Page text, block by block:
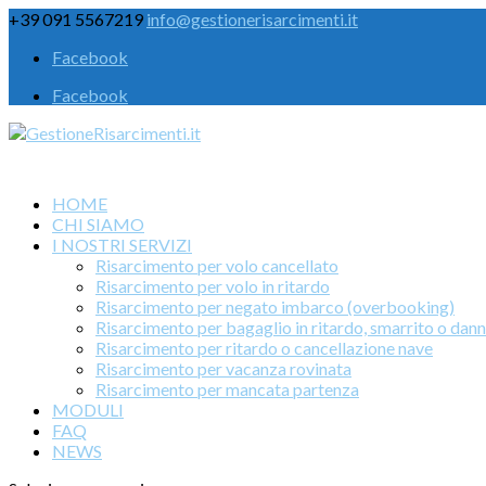
+39 091 5567219 info@gestionerisarcimenti.it
Facebook
Facebook
HOME
CHI SIAMO
I NOSTRI SERVIZI
Risarcimento per volo cancellato
Risarcimento per volo in ritardo
Risarcimento per negato imbarco (overbooking)
Risarcimento per bagaglio in ritardo, smarrito o
Risarcimento per ritardo o cancellazione nave
Risarcimento per vacanza rovinata
Risarcimento per mancata partenza
MODULI
FAQ
NEWS